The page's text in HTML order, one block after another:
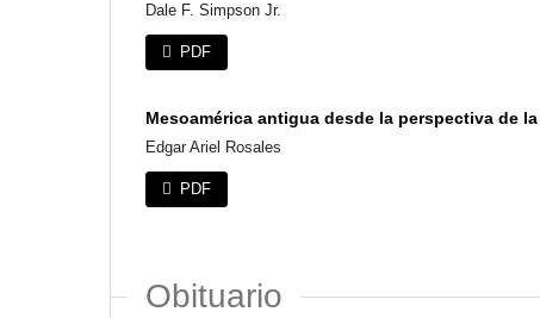
Dale F. Simpson Jr.
PDF
Mesoamérica antigua desde la perspectiva de
Edgar Ariel Rosales
PDF
Obituario